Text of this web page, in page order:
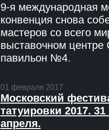
9-я международная
конвенция снова
мастеров со всего
выставочном центре
павильон №4.
01 февраля 2017
Московский
татуировки 2017. 31
апреля.